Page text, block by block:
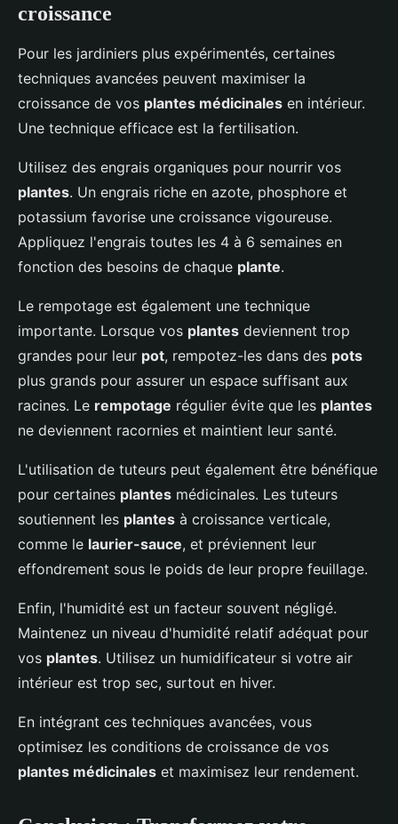
croissance
Pour les jardiniers plus expérimentés, certaines
techniques avancées peuvent maximiser la
croissance de vos plantes médicinales en intérieur.
Une technique efficace est la fertilisation.
Utilisez des engrais organiques pour nourrir vos
plantes. Un engrais riche en azote, phosphore et
potassium favorise une croissance vigoureuse.
Appliquez l'engrais toutes les 4 à 6 semaines en
fonction des besoins de chaque plante.
Le rempotage est également une technique
importante. Lorsque vos plantes deviennent trop
grandes pour leur pot, rempotez-les dans des pots
plus grands pour assurer un espace suffisant aux
racines. Le rempotage régulier évite que les plantes
ne deviennent racornies et maintient leur santé.
L'utilisation de tuteurs peut également être bénéfique
pour certaines plantes médicinales. Les tuteurs
soutiennent les plantes à croissance verticale,
comme le laurier-sauce, et préviennent leur
effondrement sous le poids de leur propre feuillage.
Enfin, l'humidité est un facteur souvent négligé.
Maintenez un niveau d'humidité relatif adéquat pour
vos plantes. Utilisez un humidificateur si votre air
intérieur est trop sec, surtout en hiver.
En intégrant ces techniques avancées, vous
optimisez les conditions de croissance de vos
plantes médicinales et maximisez leur rendement.